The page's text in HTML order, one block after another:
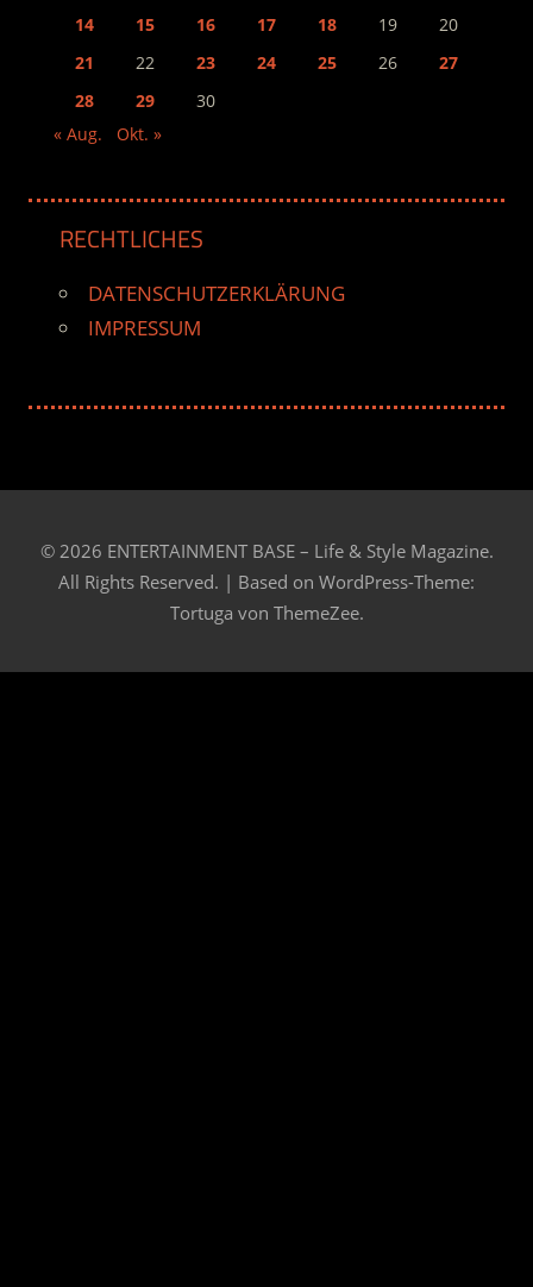
14
15 16 17 18 19
20
21
22 23 24 25 26
27
28
29
30
« Aug.
Okt. »
RECHTLICHES
DATENSCHUTZERKLÄRUNG
IMPRESSUM
© 2026 ENTERTAINMENT BASE – Life & Style Magazine.
All Rights Reserved. | Based on WordPress-Theme:
Tortuga von ThemeZee.